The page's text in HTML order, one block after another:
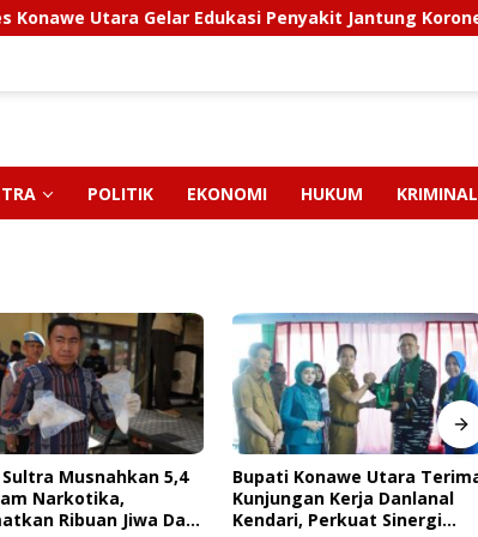
Gelar Edukasi Penyakit Jantung Koroner,
POLITIK EKONOMI HUKUM KRIMINAL
Konawe Utara Terima
Kerja Danlanal
Perkuat Sinergi
FAKTA BARU KASUS CRUSHER
KONAWE UTARA: Status
Kepemilikan Sedang Diuji di